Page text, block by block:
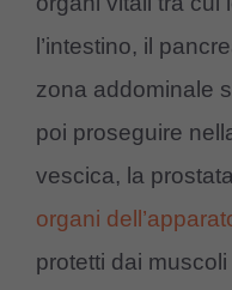
l’intestino, il
zona addominale
poi proseguire
vescica, la
organi
protetti dai